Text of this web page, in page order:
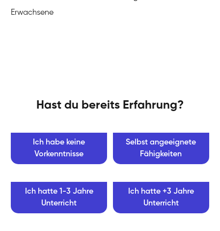
Erwachsene
Hast du bereits Erfahrung?
Ich habe keine
Vorkenntnisse
Selbst angeeignete
Fähigkeiten
Ich hatte 1-3 Jahre
Unterricht
Ich hatte +3 Jahre
Unterricht